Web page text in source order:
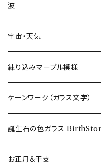
フリーグラス〜FREEEE
波
宇宙・天気
練り込みマーブル模様
ケーンワーク（ガラス文字）
誕生石の色ガラス
お正月＆干支